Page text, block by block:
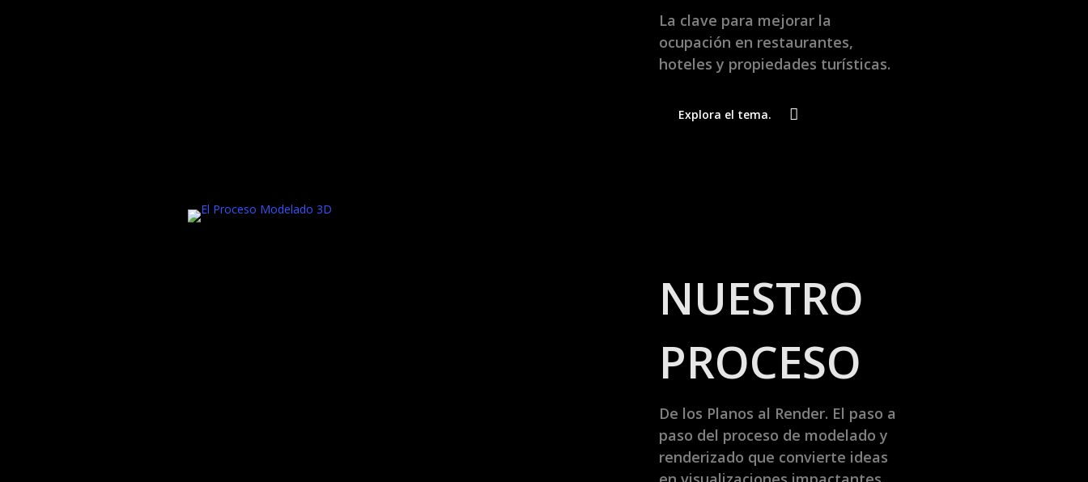
La clave para mejorar la
ocupación en restaurantes,
hoteles y propiedades turísticas.
Explora el tema.
NUESTRO
PROCESO
De los Planos al Render. El paso a
paso del proceso de modelado y
renderizado que convierte ideas